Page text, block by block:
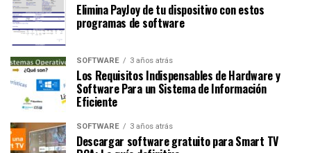
Elimina PayJoy de tu dispositivo con estos
programas de software
SOFTWARE 3 años atrás
Los Requisitos Indispensables de Hardware y
Software Para un Sistema de Información
Eficiente
SOFTWARE 3 años atrás
Descargar software gratuito para Smart TV